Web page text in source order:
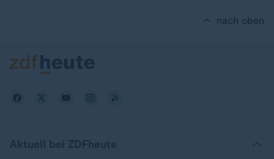
nach oben